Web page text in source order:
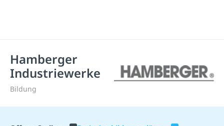
Hamberger
Industriewerke
Bildung